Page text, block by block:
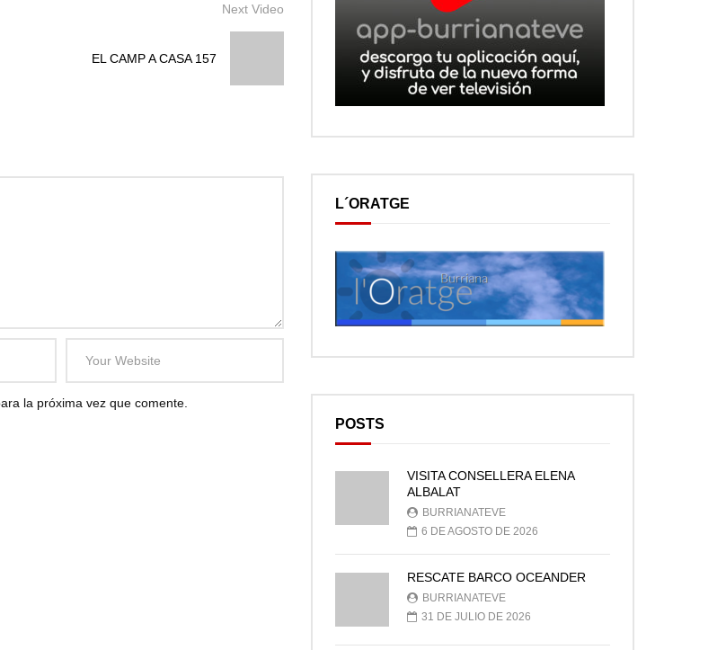
Next Video
EL CAMP A CASA 157
la próxima vez que comente.
L´ORATGE
POSTS
VISITA CONSELLERA ELENA
ALBALAT
BURRIANATEVE
6 DE AGOSTO DE 2026
RESCATE BARCO OCEANDER
BURRIANATEVE
31 DE JULIO DE 2026